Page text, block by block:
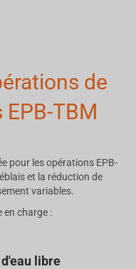
de
TBM
pour les opérations EPB-
et la réduction de
variables.
en charge :
libre